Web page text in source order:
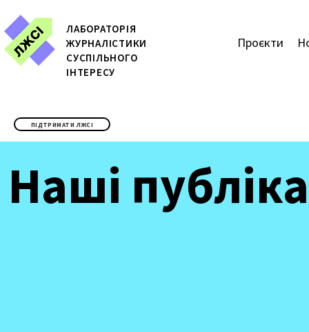
ЛАБОРАТОРІЯ
ЖУРНАЛІСТИКИ
СУСПІЛЬНОГО
ІНТЕРЕСУ
ПІДТРИМАТИ ЛЖСІ
Проєкти
Наші